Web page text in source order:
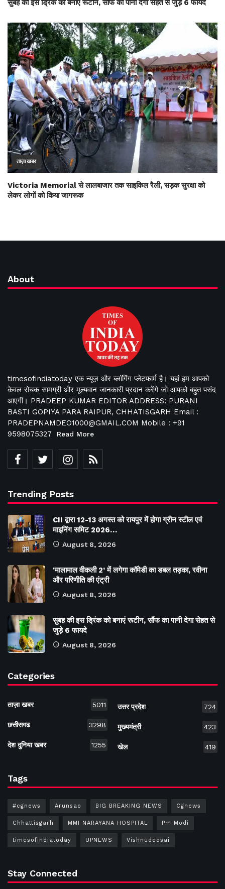
सुबह की इस ड्रिंक को बनाएं रूटीन, सौंफ का पानी देगा सेहत से जुड़े 6 फायदे
ताज़ा खबर
Victoria Memorial से लालबाजार तक साइकिल रैली, सड़क सुरक्षा को
लेकर लोगों को किया जागरूक
About
timesofindiatoday एक न्यूज़ और ब्लॉगिंग प्लेटफार्म है। यहां हम आपको
केवल रोचक सामग्री और मूल्यवान जानकारी प्रदान करेंगे जो आपको बहुत पसंद
आएगी। PRADEEP KUMAR EDITOR ADDRESS: PURANI
BASTI GOPIYA PARA RAIPUR, CHHATISGARH Email :
PRADEPNAMDEO1000@GMAIL.COM Mobile : +91
9598075327
Read More
Trending Posts
CII द्वारा 12-13 अगस्त को रायपुर में होगा ग्रीन स्टील एवं
माइनिंग समिट 2026…
August 8, 2026
‘मालामाल वीकली 2’ में लगेगा कॉमेडी का डबल तड़का, रवीना
और परिणीति की एंट्री
August 8, 2026
सुबह की इस ड्रिंक को बनाएं रूटीन, सौंफ का पानी देगा सेहत से
जुड़े 6 फायदे
August 8, 2026
Categories
ताज़ा खबर 5011
छत्तीसगढ 3298
देश दुनिया खबर 1255
उत्तर प्रदेश 724
मुख्यमंत्री 423
खेल 419
Tags
#cgnews Arunsao BIG BREAKING NEWS Cgnews
Chhattisgarh MMI NARAYANA HOSPITAL Pm Modi
timesofindiatoday UPNEWS Vishnudeosai
Stay Connected